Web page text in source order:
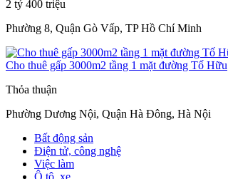
2 tỷ 400 triệu
Phường 8, Quận Gò Vấp, TP Hồ Chí Minh
Cho thuê gấp 3000m2 tầng 1 mặt đường Tố Hữu
Thỏa thuận
Phường Dương Nội, Quận Hà Đông, Hà Nội
Bất động sản
Điện tử, công nghệ
Việc làm